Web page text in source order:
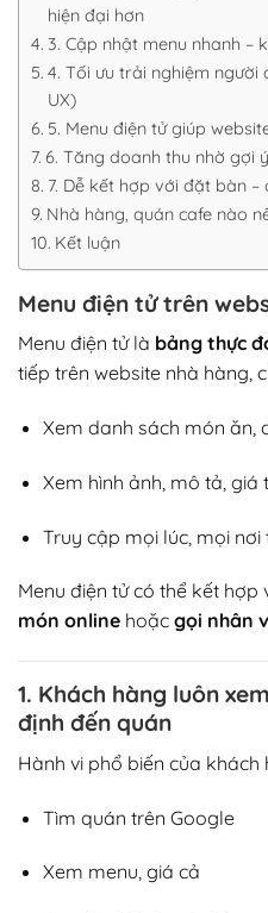
hiện đại hơn
3. Cập nhật menu nhanh –
4. Tối ưu trải nghiệm
UX)
5. Menu điện tử giúp
6. Tăng doanh thu nhờ gợi
7. Dễ kết hợp với đặt bàn –
Nhà hàng, quán cafe nào
Kết luận
Menu điện tử trên
Menu điện tử là bảng thực
tiếp trên website nhà hàng,
Xem danh sách món ăn,
Xem hình ảnh, mô tả, giá
Truy cập mọi lúc, mọi
Menu điện tử có thể kết hợp
món online hoặc gọi nhân
1. Khách hàng luôn
định đến quán
Hành vi phổ biến của khách
Tìm quán trên Google
Xem menu, giá cả